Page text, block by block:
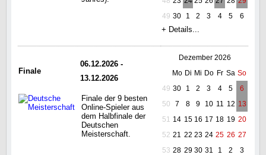
49 30 1 2 3 4 5 6
+ Details...
Finale
06.12.2026 -
13.12.2026
Dezember 2026
Mo Di Mi Do Fr Sa So
49 30 1 2 3 4 5
6
50
7 8 9 10 11 12 13
51 14 15 16 17 18 19 20
52 21 22 23 24 25 26 27
53 28 29 30 31 1 2 3
Finale der 9 besten
Online-Spieler aus
dem Halbfinale der
Deutschen
Meisterschaft.